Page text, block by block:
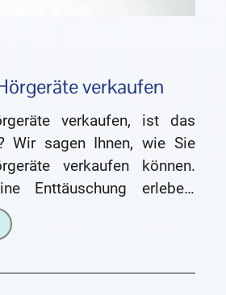
verkaufen
verkaufen, ist das
Wir sagen Ihnen, wie Sie
verkaufen können.
Enttäuschung erleben,
Artikel lesen. Gebrauchte